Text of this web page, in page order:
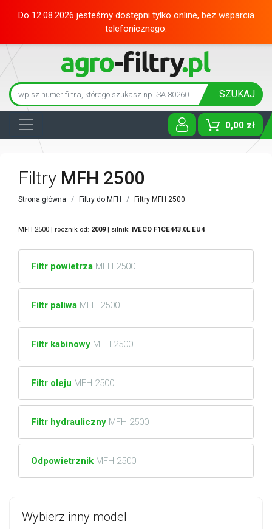
Do 12.08.2026 jesteśmy dostępni tylko online, bez wsparcia
telefonicznego.
SZUKAJ
0,00 zł
Toggle
Wybierz inny model
Filtry MFH 2500
Strona główna Filtry do MFH Filtry MFH 2500
MFH 2500 | rocznik od: 2009| silnik: IVECO F1CE443.0L EU4
Filtr powietrza MFH 2500
Filtr paliwa MFH 2500
Filtr kabinowy MFH 2500
Filtr oleju MFH 2500
Filtr hydrauliczny MFH 2500
Odpowietrznik MFH 2500